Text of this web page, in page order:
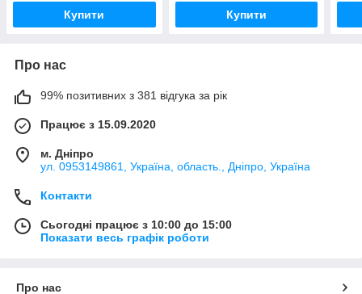
Купити Купити
Про нас
99% позитивних з 381 відгука за рік
Працює з 15.09.2020
м. Дніпро
ул. 0953149861, Україна, область., Дніпро, Україна
Контакти
Сьогодні працює з 10:00 до 15:00
Показати весь графік роботи
Про нас